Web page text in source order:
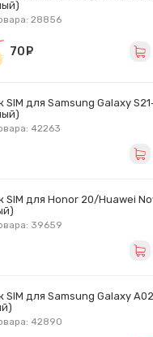
28856
руб.
70
SIM для Samsung Galaxy
42263
SIM для Honor 20/Huawei
39659
SIM для Samsung Galaxy
42890